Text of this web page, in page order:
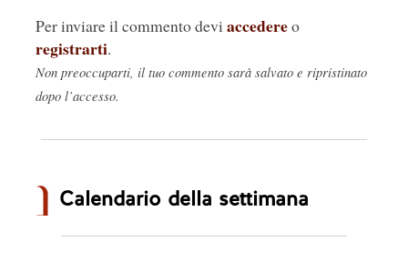
Per inviare il commento devi accedereo
registrarti.
Non preoccuparti, il tuo commento sarà salvato e ripristinato
dopo l’accesso.
Calendario della settimana